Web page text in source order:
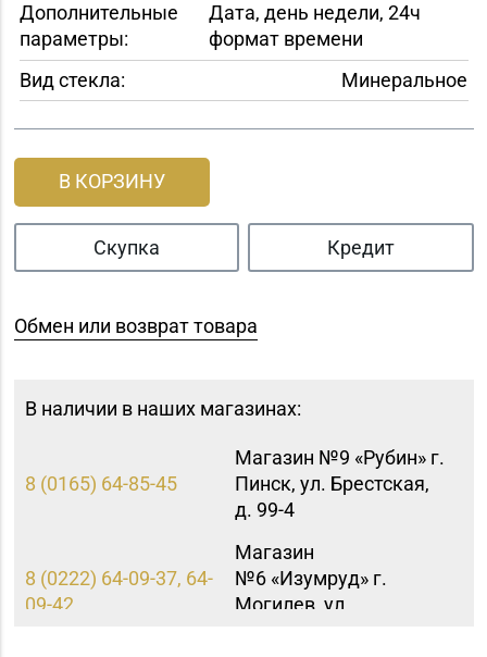
Дополнительные
параметры:
Дата, день недели, 24ч
формат времени
Вид стекла:
Минеральное
В КОРЗИНУ
Скупка Кредит
Обмен или возврат товара
В наличии в наших магазинах:
8 (0165) 64-85-45
Магазин №9 «Рубин» г.
Пинск, ул. Брестская,
д. 99-4
8 (0222) 64-09-37, 64-
09-42
Магазин
№6 «Изумруд» г.
Могилев, ул.